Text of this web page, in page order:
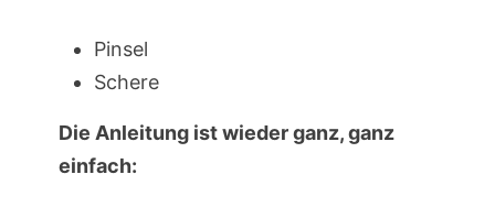
Pinsel
Schere
Die Anleitung ist wieder ganz, ganz
einfach: